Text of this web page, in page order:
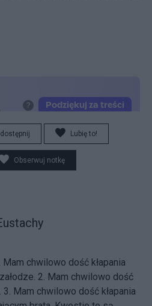
Lubię to!
Obserwuj notkę
chwilowo dość kłapania
2. Mam chwilowo dość
3. Mam chwilowo dość kłapania